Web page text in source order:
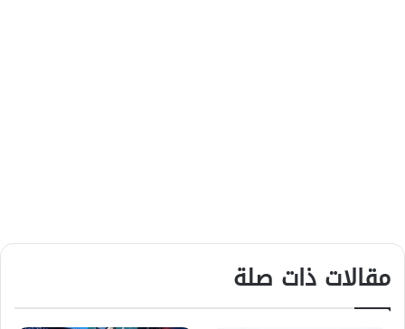
مقالات ذات صلة